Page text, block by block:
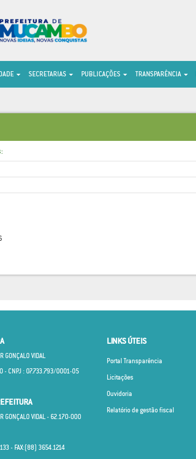
SECRETARIAS PUBLICAÇÕES TRANSPARÊNCIA
GONÇALO VIDAL
- CNPJ : 07.733.793/0001­-05
GONÇALO VIDAL - 62.170­-000
- FAX:(88) 3654.1214
LINKS ÚTEIS
Portal Transparência
Licitações
Ouvidoria
Relatório de gestão fiscal